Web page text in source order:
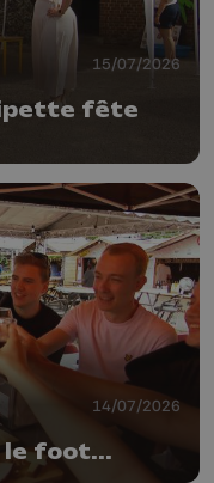
15/07/2026
fête
14/07/2026
le foot...